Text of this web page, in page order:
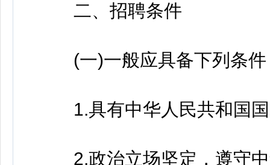
二、招聘条件
(一)一般应具备下列条件
1.具有中华人民共和国
2.政治立场坚定，遵守中